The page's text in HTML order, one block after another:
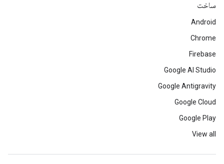
ساخت
Android
Chrome
Firebase
Google AI Studio
Google Antigravity
Google Cloud
Google Play
View all